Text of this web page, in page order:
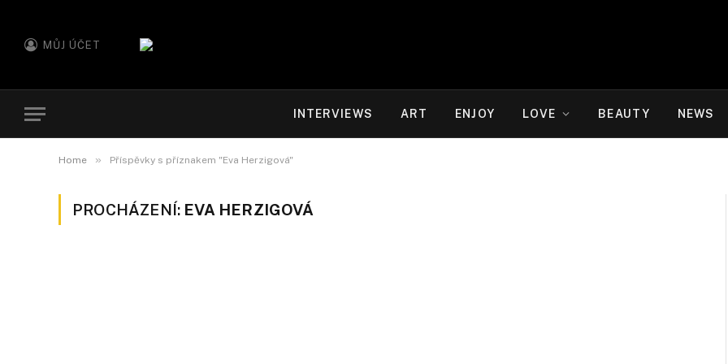
MŮJ ÚČET
INTERVIEWS ART ENJOY LOVE BEAUTY NEWS
Home » Příspěvky s příznakem "Eva Herzigová"
PROCHÁZENÍ: EVA HERZIGOVÁ